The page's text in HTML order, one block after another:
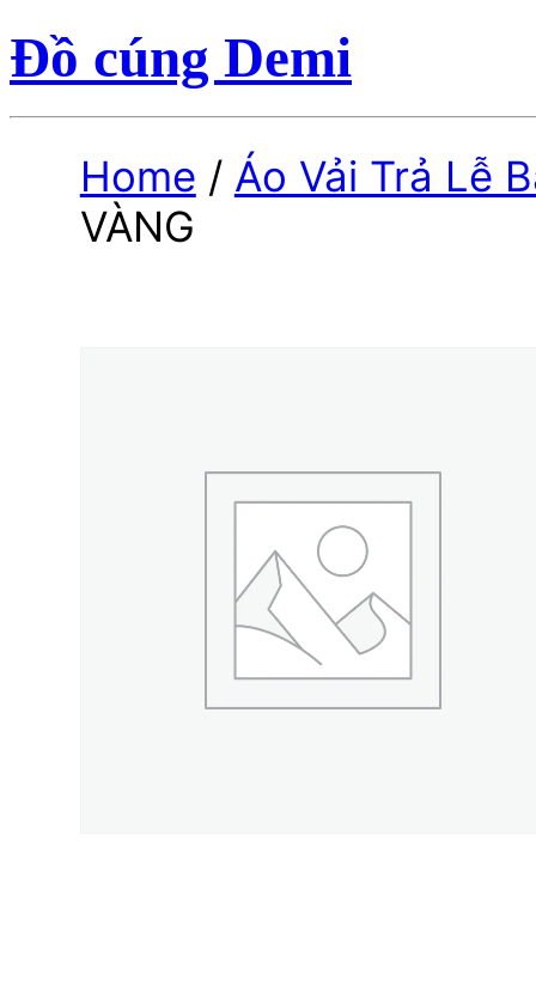
Đồ cúng Demi
Home / Áo Vải Trả Lễ
VÀNG